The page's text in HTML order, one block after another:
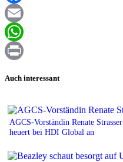
Facebook
Email
WhatsApp
Auch interessant
AGCS-Vorständin Renate Strasser
heuert bei HDI Global an